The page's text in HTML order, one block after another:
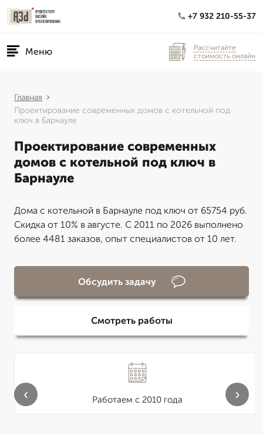
+7 932 210-55-37
Меню
Рассчитайте
стоимость онлайн
Главная
Проектирование современных домов с котельной под
ключ в Барнауле
Проектирование современных
домов с котельной под ключ в
Барнауле
Дома с котельной в Барнауле под ключ от 65754 руб.
Скидка от 10% в августе. С 2011 по 2026 выполнено
более 4481 заказов, опыт специалистов от 10 лет.
Обсудить задачу
Смотреть работы
Работаем с 2010 года
‹ ›